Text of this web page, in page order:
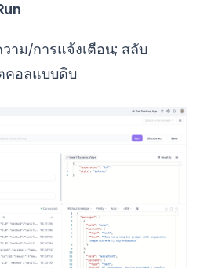
าม/การแจ้งเตือน; สลับ
คอลแบบดิบ